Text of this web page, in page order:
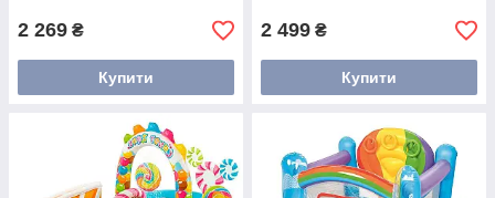
2 269 ₴
Купити
2 499 ₴
Купити